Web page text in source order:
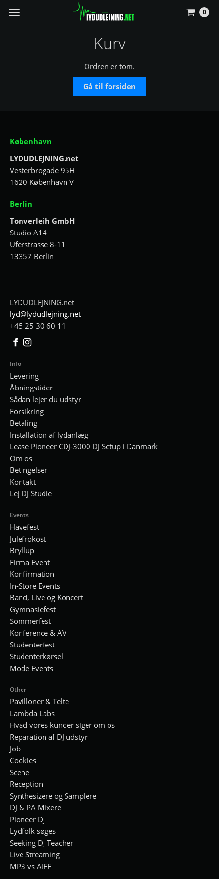
Vis
0
Kurv
Ordren er tom.
Gå til forsiden
København
LYDUDLEJNING.net
Vesterbrogade 95H
1620 København V
Berlin
Tonverleih GmbH
Studio A14
Uferstrasse 8-11
13357 Berlin
LYDUDLEJNING.net
lyd@lydudlejning.net
+45 25 30 60 11
Facebook
Instagram
Info
Levering
Åbningstider
Sådan lejer du udstyr
Forsikring
Betaling
Installation af lydanlæg
Lease Pioneer CDJ-3000 DJ Setup i Danmark
Om os
Betingelser
Kontakt
Lej DJ Studie
Events
Havefest
Julefrokost
Bryllup
Firma Event
Konfirmation
In-Store Events
Band, Live og Koncert
Gymnasiefest
Sommerfest
Konference & AV
Studenterfest
Studenterkørsel
Mode Events
Other
Pavilloner & Telte
Lambda Labs
Hvad vores kunder siger om os
Reparation af DJ udstyr
Job
Cookies
Scene
Reception
Synthesizere og Samplere
DJ & PA Mixere
Pioneer DJ
Lydfolk søges
Seeking DJ Teacher
Live Streaming
MP3 vs AIFF